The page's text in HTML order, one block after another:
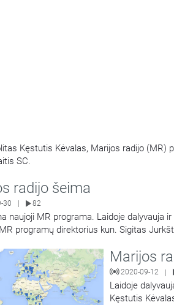
Kęstutis Kėvalas, Marijos radijo (MR)
SC.
radijo šeima
30 82
naujoji MR programa. Laidoje dalyvauja
programų direktorius kun. Sigitas
Marijos
2020-09-12 |
Laidoje
Kęstutis